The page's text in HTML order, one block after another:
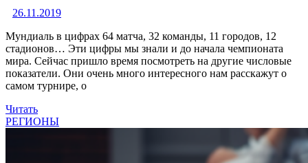
26.11.2019
Мундиаль в цифрах 64 матча, 32 команды, 11 городов, 12
стадионов… Эти цифры мы знали и до начала чемпионата
мира. Сейчас пришло время посмотреть на другие числовые
показатели. Они очень много интересного нам расскажут о
самом турнире, о
Читать
РЕГИОНЫ